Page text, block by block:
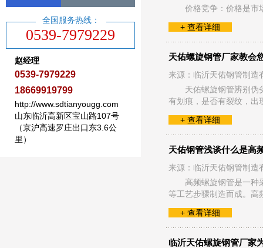
0539-7979229
全国服务热线：
赵经理
0539-7979229
18669919799
http://www.sdtianyougg.com
山东临沂高新区宝山路107号
（京沪高速罗庄出口东3.6公
里）
价格竞争：价格是市
+ 查看详细
天佑螺旋钢管厂家教会
来源：临沂天佑钢管制
天佑螺旋钢管辨别伪
有划痕，是否有裂纹，
+ 查看详细
天佑钢管浅谈什么是高
来源：临沂天佑钢管制
高频螺旋钢管是一种
等工艺步骤制造而成。
+ 查看详细
临沂天佑螺旋钢管厂家